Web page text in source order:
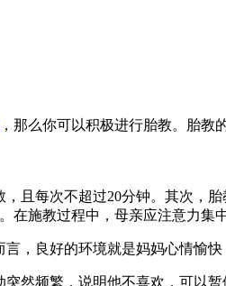
，那么你可以积极进行胎教。胎
且每次不超过20分钟。其次，
施教过程中，母亲应注意力集
，良好的环境就是妈妈心情愉
然频繁，说明他不喜欢，可以暂